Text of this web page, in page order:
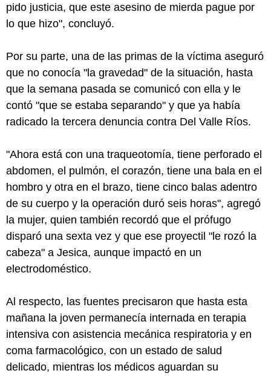
pido justicia, que este asesino de mierda pague por
lo que hizo", concluyó.
Por su parte, una de las primas de la víctima aseguró
que no conocía "la gravedad" de la situación, hasta
que la semana pasada se comunicó con ella y le
contó "que se estaba separando" y que ya había
radicado la tercera denuncia contra Del Valle Ríos.
"Ahora está con una traqueotomía, tiene perforado el
abdomen, el pulmón, el corazón, tiene una bala en el
hombro y otra en el brazo, tiene cinco balas adentro
de su cuerpo y la operación duró seis horas", agregó
la mujer, quien también recordó que el prófugo
disparó una sexta vez y que ese proyectil "le rozó la
cabeza" a Jesica, aunque impactó en un
electrodoméstico.
Al respecto, las fuentes precisaron que hasta esta
mañana la joven permanecía internada en terapia
intensiva con asistencia mecánica respiratoria y en
coma farmacológico, con un estado de salud
delicado, mientras los médicos aguardan su